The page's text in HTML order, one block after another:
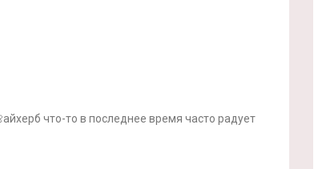
что-то в последнее время часто радует